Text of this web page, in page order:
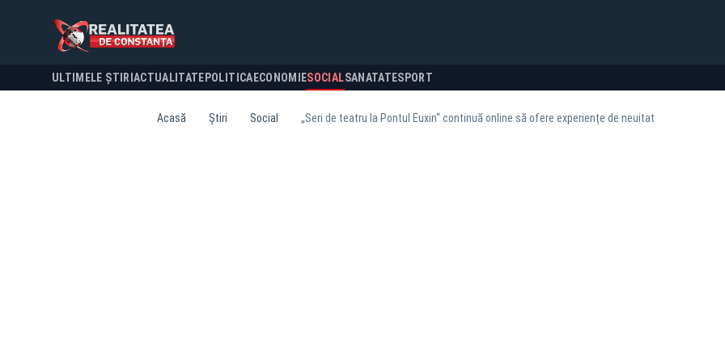
ULTIMELE ȘTIRI ACTUALITATE POLITICA ECONOMIESOCIALSANATATESPORT
Acasă Știri Social „Seri de teatru la Pontul Euxin“ continuă online să ofere experiențe de neuitat